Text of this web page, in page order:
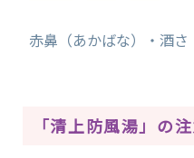
赤鼻（あかばな）・酒さ
「清上防風湯」の